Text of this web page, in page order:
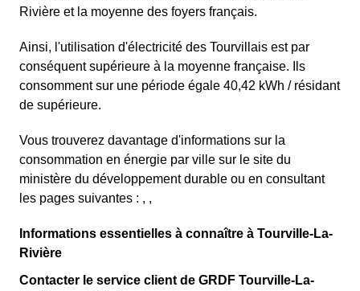
Rivière et la moyenne des foyers français.
Ainsi, l'utilisation d'électricité des Tourvillais est par
conséquent supérieure à la moyenne française. Ils
consomment sur une période égale 40,42 kWh / résidant
de supérieure.
Vous trouverez davantage d'informations sur la
consommation en énergie par ville sur le site du
ministère du développement durable ou en consultant
les pages suivantes : , ,
Informations essentielles à connaître à Tourville-La-
Rivière
Contacter le service client de GRDF Tourville-La-